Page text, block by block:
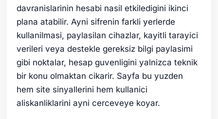
davranislarinin hesabi nasil etkiledigini ikinci
plana atabilir. Ayni sifrenin farkli yerlerde
kullanilmasi, paylasilan cihazlar, kayitli tarayici
verileri veya destekle gereksiz bilgi paylasimi
gibi noktalar, hesap guvenligini yalnizca teknik
bir konu olmaktan cikarir. Sayfa bu yuzden
hem site sinyallerini hem kullanici
aliskanliklarini ayni cerceveye koyar.